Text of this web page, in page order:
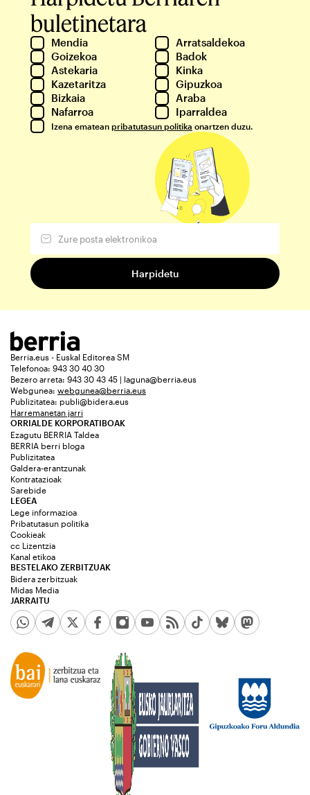
buletinetara
Mendia
Arratsaldekoa
Goizekoa
Badok
Astekaria
Kinka
Kazetaritza
Gipuzkoa
Bizkaia
Araba
Nafarroa
Iparraldea
Izena ematean pribatutasun politika onartzen duzu.
Berria.eus - Euskal Editorea SM
Telefonoa: 943 30 40 30
Bezero arreta: 943 30 43 45 | laguna@berria.eus
Webgunea: webgunea@berria.eus
Publizitatea: publi@bidera.eus
Harremanetan jarri
ORRIALDE KORPORATIBOAK
Ezagutu BERRIA Taldea
BERRIA berri bloga
Publizitatea
Galdera-erantzunak
Kontratazioak
Sarebide
JARRAITU
LEGEA
Lege informazioa
Pribatutasun politika
Cookieak
cc Lizentzia
Kanal etikoa
BESTELAKO ZERBITZUAK
Bidera zerbitzuak
Midas Media